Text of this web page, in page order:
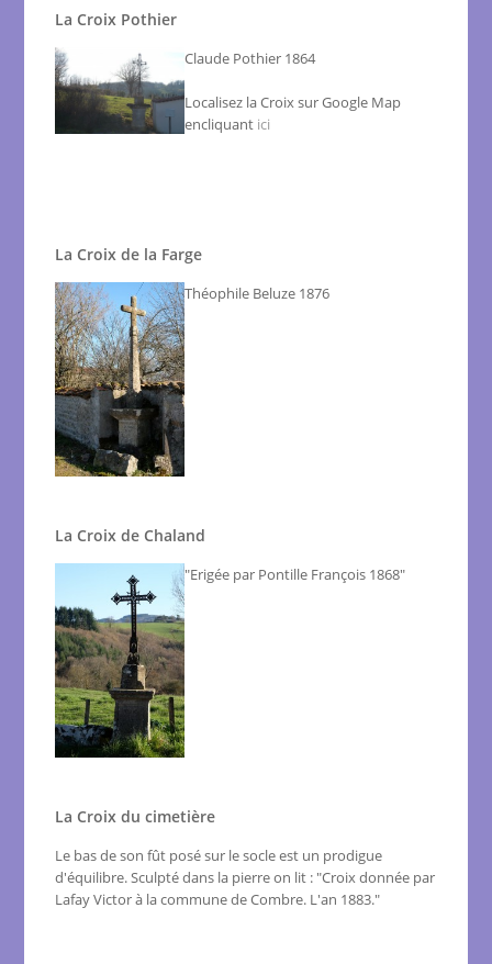
La Croix Pothier
Claude Pothier 1864
Localisez la Croix sur Google Map
encliquant ici
La Croix de la Farge
Théophile Beluze 1876
La Croix de Chaland
"Erigée par Pontille François 1868"
La Croix du cimetière
Le bas de son fût posé sur le socle est un prodigue
d'équilibre. Sculpté dans la pierre on lit : "Croix donnée par
Lafay Victor à la commune de Combre. L'an 1883."